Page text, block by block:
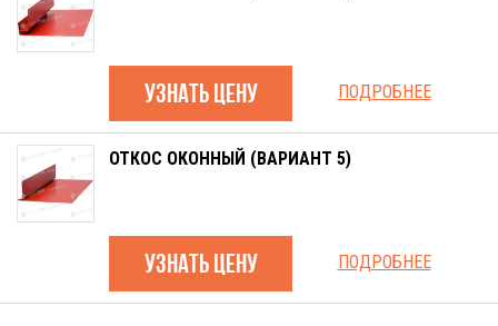
узнать цену ПОДРОБНЕЕ
ОТКОС ОКОННЫЙ (ВАРИАНТ 5)
узнать цену ПОДРОБНЕЕ